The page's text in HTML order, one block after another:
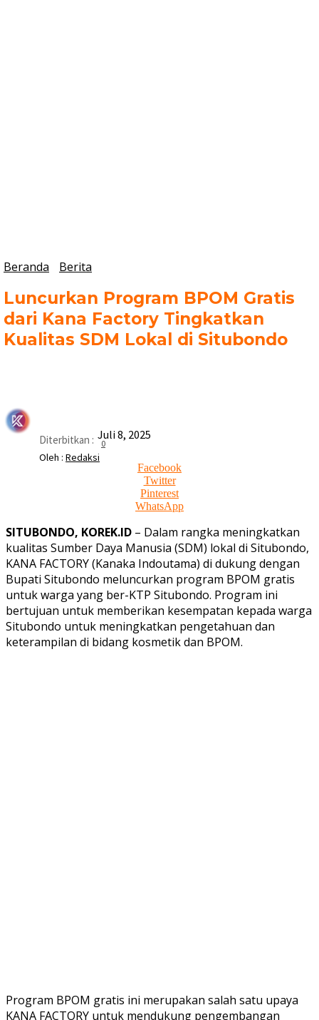
Beranda Berita
Luncurkan Program BPOM Gratis
dari Kana Factory Tingkatkan
Kualitas SDM Lokal di Situbondo
Oleh : Redaksi
0
Diterbitkan : Juli 8, 2025
Facebook
Twitter
Pinterest
WhatsApp
SITUBONDO, KOREK.ID – Dalam rangka meningkatkan
kualitas Sumber Daya Manusia (SDM) lokal di Situbondo,
KANA FACTORY (Kanaka Indoutama) di dukung dengan
Bupati Situbondo meluncurkan program BPOM gratis
untuk warga yang ber-KTP Situbondo. Program ini
bertujuan untuk memberikan kesempatan kepada warga
Situbondo untuk meningkatkan pengetahuan dan
keterampilan di bidang kosmetik dan BPOM.
Program BPOM gratis ini merupakan salah satu upaya
KANA FACTORY untuk mendukung pengembangan